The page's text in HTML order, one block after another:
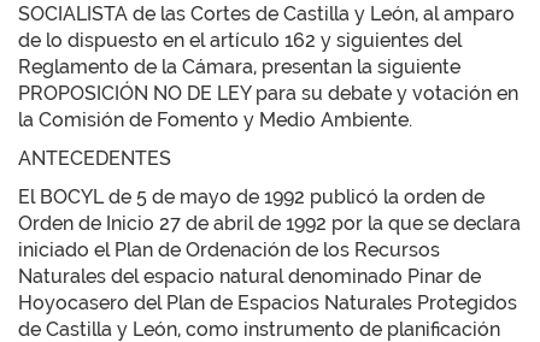
SOCIALISTA de las Cortes de Castilla y León, al amparo
de lo dispuesto en el artículo 162 y siguientes del
Reglamento de la Cámara, presentan la siguiente
PROPOSICIÓN NO DE LEY para su debate y votación en
la Comisión de Fomento y Medio Ambiente.
ANTECEDENTES
El BOCYL de 5 de mayo de 1992 publicó la orden de
Orden de Inicio 27 de abril de 1992 por la que se declara
iniciado el Plan de Ordenación de los Recursos
Naturales del espacio natural denominado Pinar de
Hoyocasero del Plan de Espacios Naturales Protegidos
de Castilla y León, como instrumento de planificación